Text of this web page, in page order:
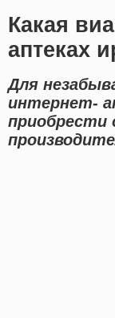
Какая
аптеках
Для
интернет-
приобрести